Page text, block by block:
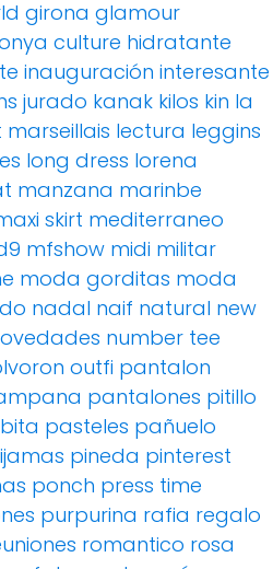
girona glamour
culture hidratante
inauguración interesante
jurado kanak kilos kin la
marseillais lectura leggins
long dress lorena
manzana marinbe
skirt mediterraneo
mfshow midi militar
moda gorditas moda
nadal naif natural new
number tee
outfi pantalon
pantalones pitillo
pasteles pañuelo
pineda pinterest
ponch press time
purpurina rafia regalo
romantico rosa